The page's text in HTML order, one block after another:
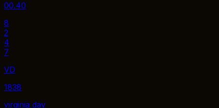
00.40
8
2
4
7
VD
1838
virginia day